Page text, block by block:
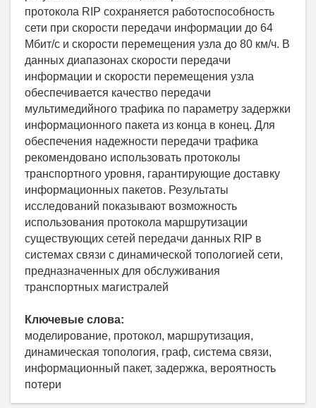
протокола RIP сохраняется работоспособность
сети при скорости передачи информации до 64
Мбит/с и скорости перемещения узла до 80 км/ч. В
данных диапазонах скорости передачи
информации и скорости перемещения узла
обеспечивается качество передачи
мультимедийного трафика по параметру задержки
информационного пакета из конца в конец. Для
обеспечения надежности передачи трафика
рекомендовано использовать протоколы
транспортного уровня, гарантирующие доставку
информационных пакетов. Результаты
исследований показывают возможность
использования протокола маршрутизации
существующих сетей передачи данных RIP в
системах связи с динамической топологией сети,
предназначенных для обслуживания
транспортных магистралей
Ключевые слова:
моделирование, протокол, маршрутизация,
динамическая топология, граф, система связи,
информационный пакет, задержка, вероятность
потери